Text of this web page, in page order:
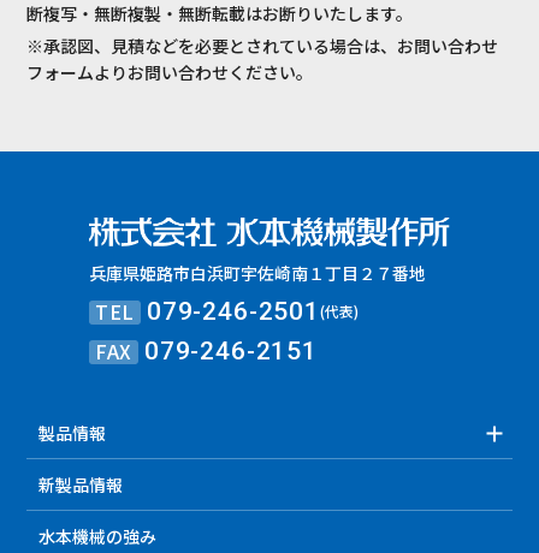
断複写・無断複製・無断転載はお断りいたします。
※承認図、見積などを必要とされている場合は、お問い合わせ
フォームよりお問い合わせください。
兵庫県姫路市白浜町宇佐崎南１丁目２７番地
TEL 079-246-2501(代表)
FAX 079-246-2151
製品情報
新製品情報
水本機械の強み